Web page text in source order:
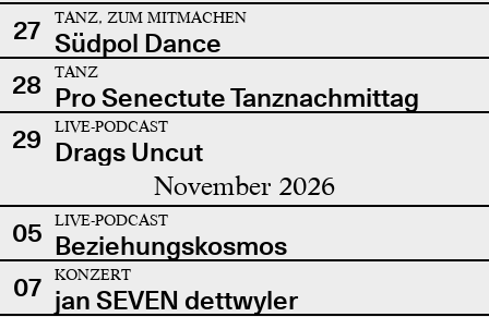
27 TANZ, ZUM MITMACHEN
Südpol Dance
28
TANZ
Pro Senectute Tanznachmittag
29
LIVE-PODCAST
Drags Uncut
November 2026
05 LIVE-PODCAST
Beziehungskosmos
07
KONZERT
jan SEVEN dettwyler